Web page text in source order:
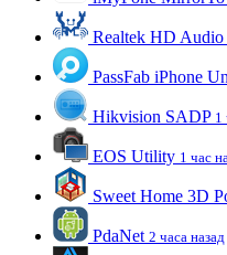
Realtek HD Audio
PassFab iPhone
Hikvision SADP 1
EOS Utility 1 час
Sweet Home 3D
PdaNet 2 часа назад